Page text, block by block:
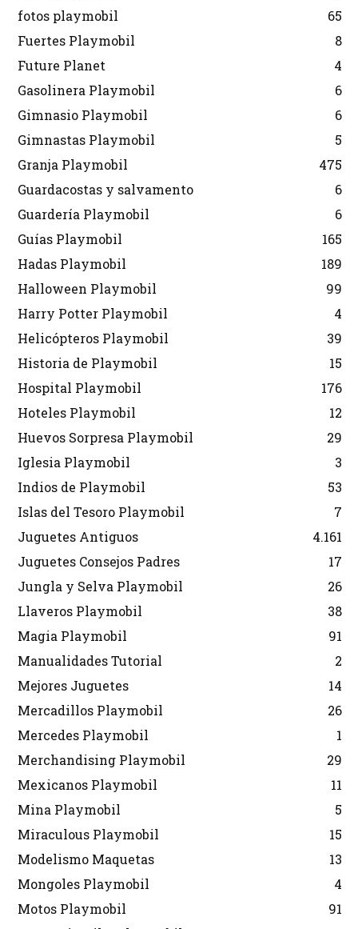
fotos playmobil
65
Fuertes Playmobil
8
Future Planet
4
Gasolinera Playmobil
6
Gimnasio Playmobil
6
Gimnastas Playmobil
5
Granja Playmobil
475
Guardacostas y salvamento
6
Guardería Playmobil
6
Guías Playmobil
165
Hadas Playmobil
189
Halloween Playmobil
99
Harry Potter Playmobil
4
Helicópteros Playmobil
39
Historia de Playmobil
15
Hospital Playmobil
176
Hoteles Playmobil
12
Huevos Sorpresa Playmobil
29
Iglesia Playmobil
3
Indios de Playmobil
53
Islas del Tesoro Playmobil
7
Juguetes Antiguos
4.161
Juguetes Consejos Padres
17
Jungla y Selva Playmobil
26
Llaveros Playmobil
38
Magia Playmobil
91
Manualidades Tutorial
2
Mejores Juguetes
14
Mercadillos Playmobil
26
Mercedes Playmobil
1
Merchandising Playmobil
29
Mexicanos Playmobil
11
Mina Playmobil
5
Miraculous Playmobil
15
Modelismo Maquetas
13
Mongoles Playmobil
4
Motos Playmobil
91